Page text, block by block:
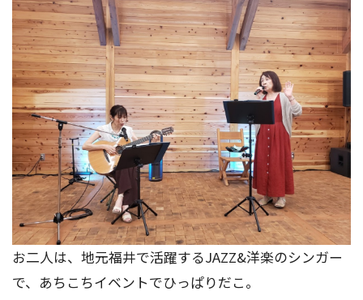
お二人は、地元福井で活躍するJAZZ&洋楽のシンガー
で、あちこちイベントでひっぱりだこ。